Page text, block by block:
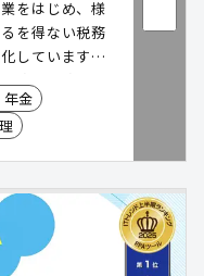
をはじめ、様
を得ない税務
しています。
務課業務に特
登録なしで
高精度でデ
年金